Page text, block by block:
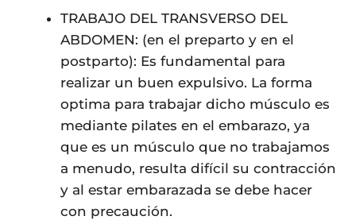
TRABAJO DEL TRANSVERSO DEL
ABDOMEN: (en el preparto y en el
postparto): Es fundamental para
realizar un buen expulsivo. La forma
optima para trabajar dicho músculo es
mediante pilates en el embarazo, ya
que es un músculo que no trabajamos
a menudo, resulta difícil su contracción
y al estar embarazada se debe hacer
con precaución.